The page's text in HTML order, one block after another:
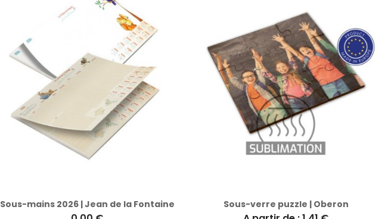
Sous-mains 2026 | Jean de la Fontaine Sous-verre puzzle | Oberon